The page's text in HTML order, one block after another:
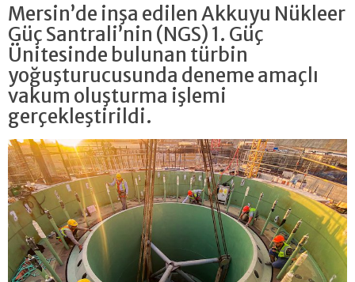
Mersin’de inşa edilen Akkuyu Nükleer
Güç Santrali’nin (NGS) 1. Güç
Ünitesinde bulunan türbin
yoğuşturucusunda deneme amaçlı
vakum oluşturma işlemi
gerçekleştirildi.